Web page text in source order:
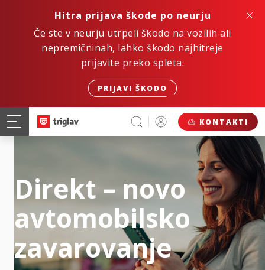
Hitra prijava škode po neurju
Če ste v neurju utrpeli škodo na vozilih ali
nepremičninah, lahko škodo najhitreje
prijavite preko spleta.
PRIJAVI ŠKODO
KONTAKTI
Direkt – novo
avtomobilsko
zavarovanje